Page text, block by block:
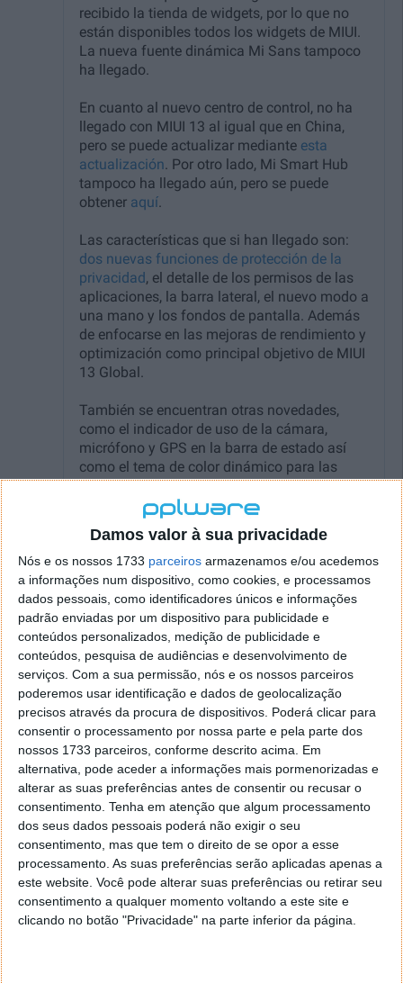
Damos valor à sua privacidade
Nós e os nossos 1733 parceiros armazenamos e/ou acedemos
a informações num dispositivo, como cookies, e processamos
dados pessoais, como identificadores únicos e informações
padrão enviadas por um dispositivo para publicidade e
conteúdos personalizados, medição de publicidade e
conteúdos, pesquisa de audiências e desenvolvimento de
serviços. Com a sua permissão, nós e os nossos parceiros
poderemos usar identificação e dados de geolocalização
precisos através da procura de dispositivos. Poderá clicar para
consentir o processamento por nossa parte e pela parte dos
nossos 1733 parceiros, conforme descrito acima. Em
alternativa, pode aceder a informações mais pormenorizadas e
alterar as suas preferências antes de consentir ou recusar o
consentimento. Tenha em atenção que algum processamento
dos seus dados pessoais poderá não exigir o seu
consentimento, mas que tem o direito de se opor a esse
processamento. As suas preferências serão aplicadas apenas a
este website. Você pode alterar suas preferências ou retirar seu
consentimento a qualquer momento voltando a este site e
clicando no botão "Privacidade" na parte inferior da página.
Xiaomi deixou algumas novidades de fora
Em primeiro lugar, o novo ecrã do Centro de controlo
não chegará nestas primeiras versões da MIUI 13. Ao
mesmo tempo, também a integração com Mi Smart
Hub sabe-se que irá estar ausente nas primeiras
versões a serem lançadas com esta nova versão da
personalização Android da Xiaomi.
Também a nova área de widgets da MIUI 13 estará
por agora vedada. Isto deve-se à falta destes
elementos nesta loja. Por fim, a nova fonte do
sistema da Xiaomi estará ausente, ao contrário do
esperado. A Mi Sans está assim por agora desta
versão global e não chegará à Europa.